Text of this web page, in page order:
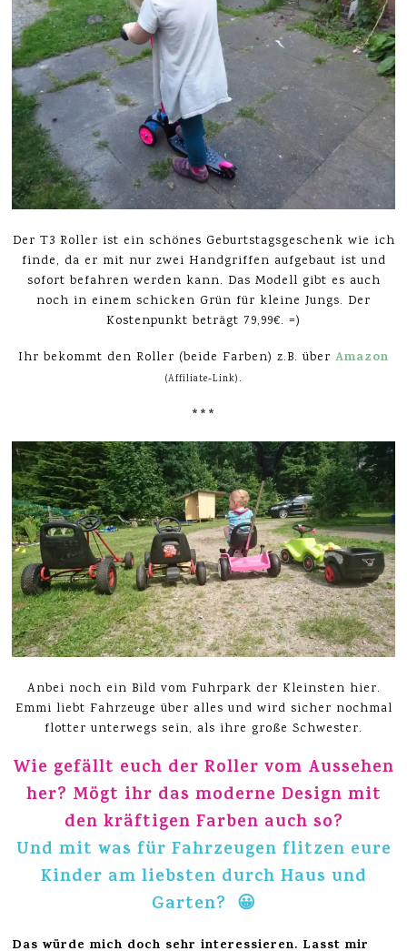
Der T3 Roller ist ein schönes Geburtstagsgeschenk wie ich
finde, da er mit nur zwei Handgriffen aufgebaut ist und
sofort befahren werden kann. Das Modell gibt es auch
noch in einem schicken Grün für kleine Jungs. Der
Kostenpunkt beträgt 79,99€. =)
Ihr bekommt den Roller (beide Farben) z.B. über Amazon
(Affiliate-Link) .
***
Anbei noch ein Bild vom Fuhrpark der Kleinsten hier.
Emmi liebt Fahrzeuge über alles und wird sicher nochmal
flotter unterwegs sein, als ihre große Schwester.
Wie gefällt euch der Roller vom Aussehen
her? Mögt ihr das moderne Design mit
den kräftigen Farben auch so?
Und mit was für Fahrzeugen flitzen eure
Kinder am liebsten durch Haus und
Garten? 😀
Das würde mich doch sehr interessieren. Lasst mir